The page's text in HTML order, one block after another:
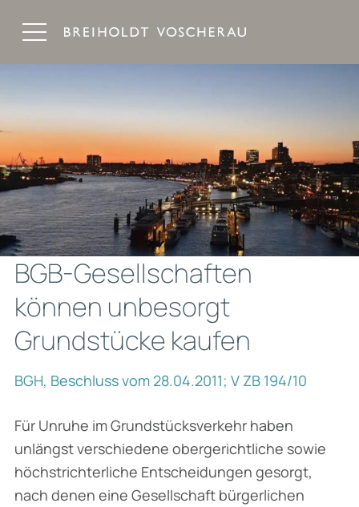
BGB-Gesellschaften
können unbesorgt
Grundstücke kaufen
BGH, Beschluss vom 28.04.2011; V ZB 194/10
Für Unruhe im Grundstücksverkehr haben
unlängst verschiedene obergerichtliche sowie
höchstrichterliche Entscheidungen gesorgt,
nach denen eine Gesellschaft bürgerlichen